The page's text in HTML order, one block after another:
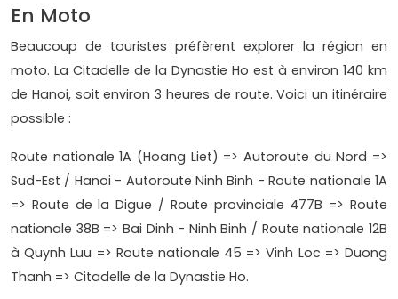
En Moto
Beaucoup de touristes préfèrent explorer la région en
moto. La Citadelle de la Dynastie Ho est à environ 140 km
de Hanoi, soit environ 3 heures de route. Voici un itinéraire
possible :
Route nationale 1A (Hoang Liet) => Autoroute du Nord =>
Sud-Est / Hanoi - Autoroute Ninh Binh - Route nationale 1A
=> Route de la Digue / Route provinciale 477B => Route
nationale 38B => Bai Dinh - Ninh Binh / Route nationale 12B
à Quynh Luu => Route nationale 45 => Vinh Loc => Duong
Thanh => Citadelle de la Dynastie Ho.